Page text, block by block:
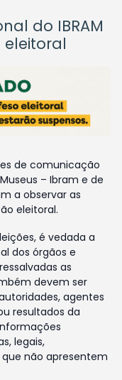
do IBRAM
de comunicação
– Ibram e de
a observar as
eleitoral.
é vedada a
dos órgãos e
as
devem ser
agentes
resultados da
legais,
não apresentem